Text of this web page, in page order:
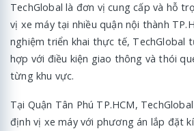
TechGlobal là đơn vị cung cấp và hỗ
vị xe máy tại nhiều quận nội thành
nghiệm triển khai thực tế, TechGlobal
hợp với điều kiện giao thông và thói
từng khu vực.
Tại Quận Tân Phú TP.HCM,
định vị xe máy với phương án lắp đặt